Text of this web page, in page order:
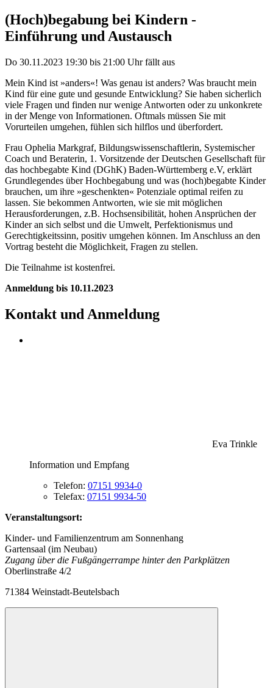
(Hoch)begabung bei Kindern -
Einführung und Austausch
Do 30.11.2023 19:30 bis 21:00 Uhr fällt aus
Mein Kind ist »anders«! Was genau ist anders? Was braucht mein
Kind für eine gute und gesunde Entwicklung? Sie haben sicherlich
viele Fragen und finden nur wenige Antworten oder zu unkonkrete
in der Menge von Informationen. Oftmals müssen Sie mit
Vorurteilen umgehen, fühlen sich hilflos und überfordert.
Frau Ophelia Markgraf, Bildungswissenschaftlerin, Systemischer
Coach und Beraterin, 1. Vorsitzende der Deutschen Gesellschaft für
das hochbegabte Kind (DGhK) Baden-Württemberg e.V, erklärt
Grundlegendes über Hochbegabung und was (hoch)begabte Kinder
brauchen, um ihre »geschenkten« Potenziale optimal reifen zu
lassen. Sie bekommen Antworten, wie sie mit möglichen
Herausforderungen, z.B. Hochsensibilität, hohen Ansprüchen der
Kinder an sich selbst und die Umwelt, Perfektionismus und
Gerechtigkeitssinn, positiv umgehen können. Im Anschluss an den
Vortrag besteht die Möglichkeit, Fragen zu stellen.
Die Teilnahme ist kostenfrei.
Anmeldung bis 10.11.2023
Kontakt und Anmeldung
Eva Trinkle
Information und Empfang
Telefon: 07151 9934-0
Telefax: 07151 9934-50
Veranstaltungsort:
Kinder- und Familienzentrum am Sonnenhang
Gartensaal (im Neubau)
Zugang über die Fußgängerrampe hinter den Parkplätzen
Oberlinstraße 4/2
71384 Weinstadt-Beutelsbach